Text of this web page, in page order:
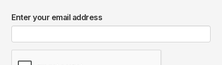
Enter your email address